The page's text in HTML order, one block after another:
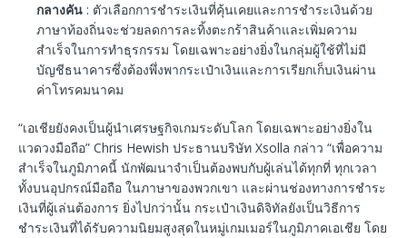
กลางคัน : ตัวเลือกการชำระเงินที่คุ้นเคยและการชำระเงินด้วย
ภาษาท้องถิ่นจะช่วยลดการละทิ้งตะกร้าสินค้าและเพิ่มความ
สำเร็จในการทำธุรกรรม โดยเฉพาะอย่างยิ่งในกลุ่มผู้ใช้ที่ไม่มี
บัญชีธนาคารซึ่งต้องพึ่งพากระเป๋าเงินและการเรียกเก็บเงินผ่าน
ค่าโทรคมนาคม
“เอเชียยังคงเป็นผู้นำเศรษฐกิจเกมระดับโลก โดยเฉพาะอย่างยิ่งใน
แวดวงมือถือ” Chris Hewish ประธานบริษัท Xsolla กล่าว “เพื่อความ
สำเร็จในภูมิภาคนี้ นักพัฒนาจำเป็นต้องพบกับผู้เล่นได้ทุกที่ ทุกเวลา
ทั้งบนอุปกรณ์มือถือ ในภาษาของพวกเขา และผ่านช่องทางการชำระ
เงินที่ผู้เล่นต้องการ ยิ่งไปกว่านั้น กระเป๋าเงินดิจิทัลยังเป็นวิธีการ
ชำระเงินที่ได้รับความนิยมสูงสุดในหมู่เกมเมอร์ในภูมิภาคเอเชีย โดย